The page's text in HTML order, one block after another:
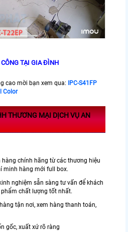
TẠI GIA ĐÌNH
cao mời bạn xem qua: IPC-S41FP
Color
THƯƠNG MẠI DỊCH VỤ AN
chính hãng từ các thương hiệu
minh hàng mới full box.
nghiệm sẵn sàng tư vấn để khách
chất lượng tốt nhất.
tận nơi, xem hàng thanh toán,
gốc, xuất xứ rõ ràng